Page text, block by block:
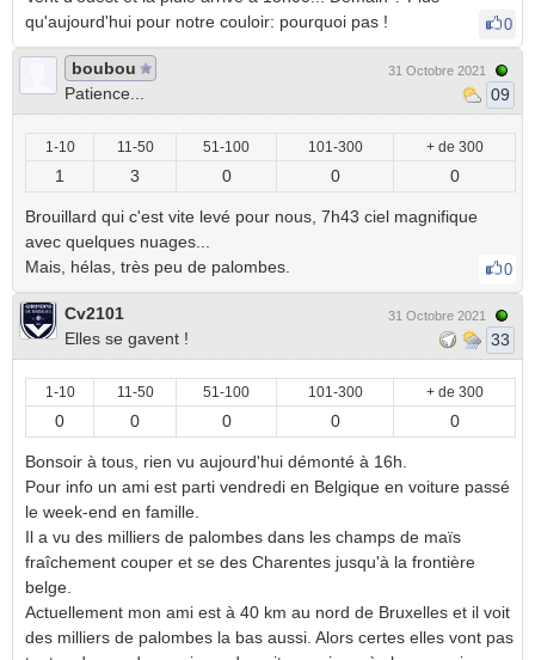
qu'aujourd'hui pour notre couloir: pourquoi pas !
0
boubou
Patience...
31 Octobre 2021
09
1-10 11-50 51-100 101-300 + de 300
1 3 0 0 0
Brouillard qui c'est vite levé pour nous, 7h43 ciel magnifique
avec quelques nuages...
Mais, hélas, très peu de palombes.
0
Cv2101
Elles se gavent !
31 Octobre 2021
33
1-10 11-50 51-100 101-300 + de 300
0 0 0 0 0
Bonsoir à tous, rien vu aujourd'hui démonté à 16h.
Pour info un ami est parti vendredi en Belgique en voiture passé
le week-end en famille.
Il a vu des milliers de palombes dans les champs de maïs
fraîchement couper et se des Charentes jusqu'à la frontière
belge.
Actuellement mon ami est à 40 km au nord de Bruxelles et il voit
des milliers de palombes la bas aussi. Alors certes elles vont pas